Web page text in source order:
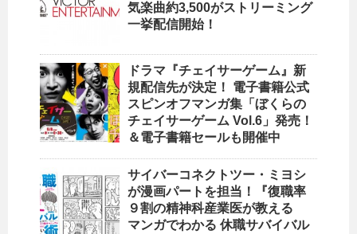
気楽曲約3,500がストリーミング
一挙配信開始！
ドラマ『チェイサーゲーム』新
規配信先が決定！ 電子書籍公式
スピンオフマンガ集「ぼくらの
チェイサーゲーム Vol.6」発売！
＆電子書籍セールも開催中
サイバーコネクトツー・ミヨシ
が漫画パートを担当！『復職率
９割の精神科産業医が教える
マンガでわかる 休職サバイバル